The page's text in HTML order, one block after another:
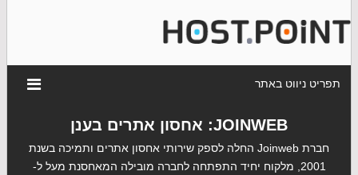
תפריט ניווט באתר
JOINWEB: אחסון אתרים בענן
חברת Joinweb החלה לספק שירותי אחסון אתרים ותמיכה בשנת
2001, מלקוח יחיד התפתחה לחברה מובילה המאחסנת מעל ל-